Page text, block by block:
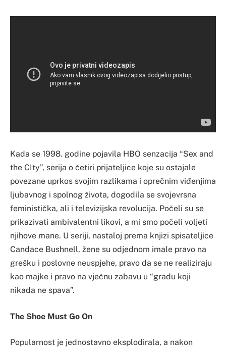
Kada se 1998. godine pojavila HBO senzacija “Sex and
the CIty”, serija o četiri prijateljice koje su ostajale
povezane uprkos svojim razlikama i oprečnim viđenjima
ljubavnog i spolnog života, dogodila se svojevrsna
feministička, ali i televizijska revolucija. Počeli su se
prikazivati ambivalentni likovi, a mi smo počeli voljeti
njihove mane. U seriji, nastaloj prema knjizi spisateljice
Candace Bushnell, žene su odjednom imale pravo na
grešku i poslovne neuspjehe, pravo da se ne realiziraju
kao majke i pravo na vječnu zabavu u “gradu koji
nikada ne spava”.
The Shoe Must Go On
Popularnost je jednostavno eksplodirala, a nakon